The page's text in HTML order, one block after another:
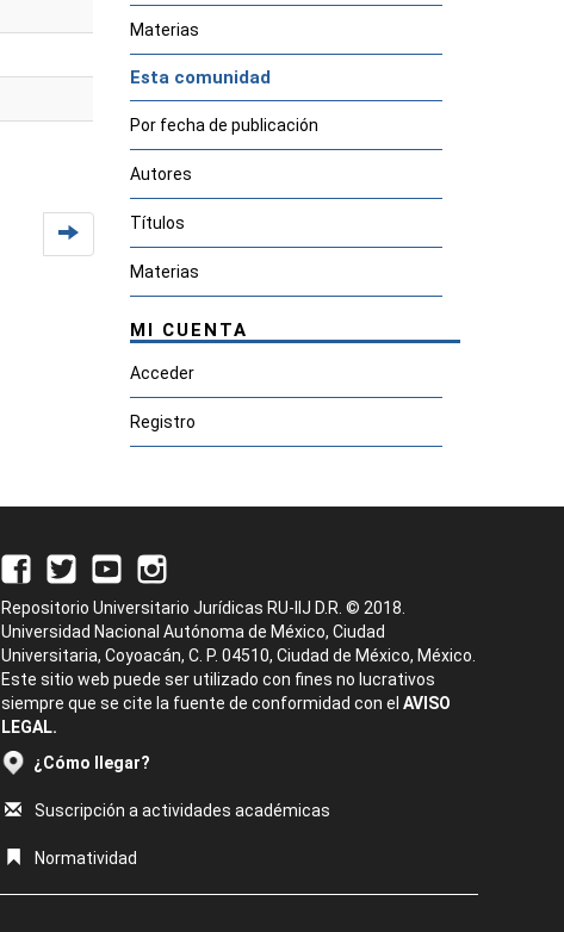
Materias
Esta comunidad
Por fecha de publicación
Autores
Títulos
Materias
MI CUENTA
Acceder
Registro
Repositorio Universitario Jurídicas RU-IIJ D.R. © 2018.
Universidad Nacional Autónoma de México, Ciudad
Universitaria, Coyoacán, C. P. 04510, Ciudad de México, México.
Este sitio web puede ser utilizado con fines no lucrativos
siempre que se cite la fuente de conformidad con el AVISO
LEGAL.
¿Cómo llegar?
Suscripción a actividades académicas
Normatividad